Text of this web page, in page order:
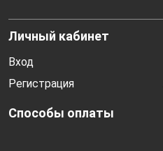
Личный кабинет
Вход
Регистрация
Способы оплаты